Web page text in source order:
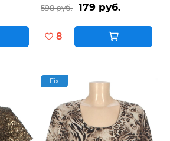
598 руб. 179 руб.
8
Fix